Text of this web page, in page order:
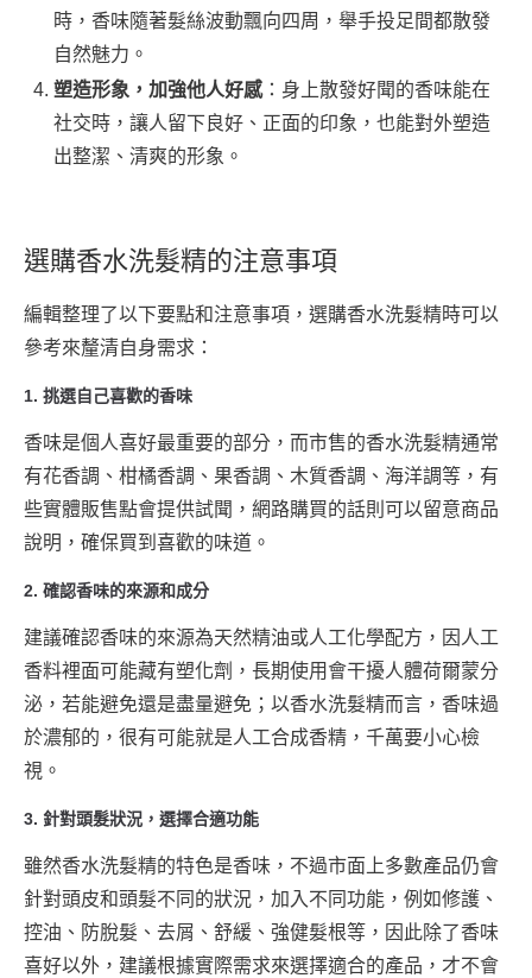
時，香味隨著髮絲波動飄向四周，舉手投足間都散發
自然魅力。
塑造形象，加強他人好感：身上散發好聞的香味能在
社交時，讓人留下良好、正面的印象，也能對外塑造
出整潔、清爽的形象。
選購香水洗髮精的注意事項
編輯整理了以下要點和注意事項，選購香水洗髮精時可以
參考來釐清自身需求：
1. 挑選自己喜歡的香味
香味是個人喜好最重要的部分，而市售的香水洗髮精通常
有花香調、柑橘香調、果香調、木質香調、海洋調等，有
些實體販售點會提供試聞，網路購買的話則可以留意商品
說明，確保買到喜歡的味道。
2. 確認香味的來源和成分
建議確認香味的來源為天然精油或人工化學配方，因人工
香料裡面可能藏有塑化劑，長期使用會干擾人體荷爾蒙分
泌，若能避免還是盡量避免；以香水洗髮精而言，香味過
於濃郁的，很有可能就是人工合成香精，千萬要小心檢
視。
3. 針對頭髮狀況，選擇合適功能
雖然香水洗髮精的特色是香味，不過市面上多數產品仍會
針對頭皮和頭髮不同的狀況，加入不同功能，例如修護、
控油、防脫髮、去屑、舒緩、強健髮根等，因此除了香味
喜好以外，建議根據實際需求來選擇適合的產品，才不會